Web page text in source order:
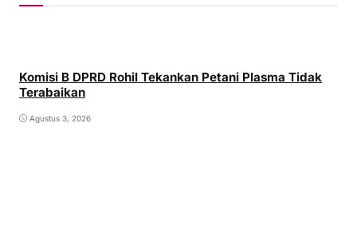
Komisi B DPRD Rohil Tekankan Petani Plasma Tidak
Terabaikan
Agustus 3, 2026